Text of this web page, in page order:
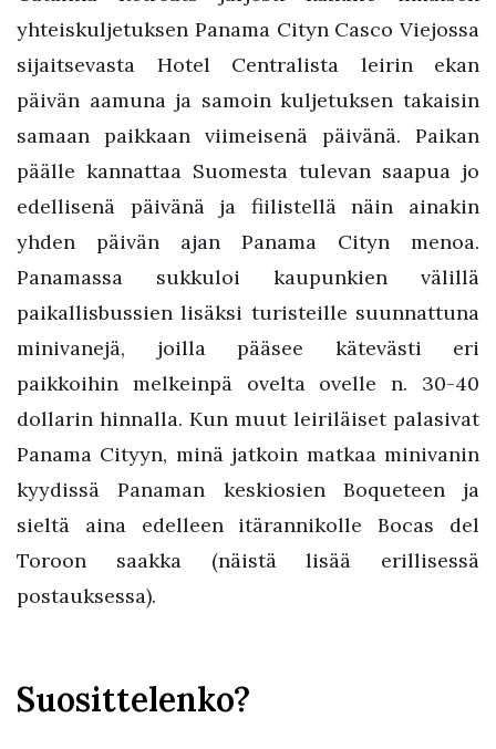
yhteiskuljetuksen Panama Cityn Casco Viejossa
sijaitsevasta Hotel Centralista leirin ekan
päivän aamuna ja samoin kuljetuksen takaisin
samaan paikkaan viimeisenä päivänä. Paikan
päälle kannattaa Suomesta tulevan saapua jo
edellisenä päivänä ja fiilistellä näin ainakin
yhden päivän ajan Panama Cityn menoa.
Panamassa sukkuloi kaupunkien välillä
paikallisbussien lisäksi turisteille suunnattuna
minivanejä, joilla pääsee kätevästi eri
paikkoihin melkeinpä ovelta ovelle n. 30-40
dollarin hinnalla. Kun muut leiriläiset palasivat
Panama Cityyn, minä jatkoin matkaa minivanin
kyydissä Panaman keskiosien Boqueteen ja
sieltä aina edelleen itärannikolle Bocas del
Toroon saakka (näistä lisää erillisessä
postauksessa).
Suosittelenko?